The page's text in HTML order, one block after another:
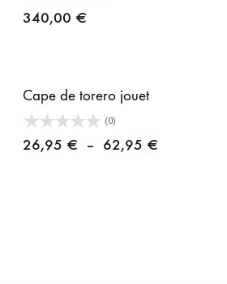
340,00 €
Cape de torero jouet
(0)
26,95 € – 62,95 €Plage